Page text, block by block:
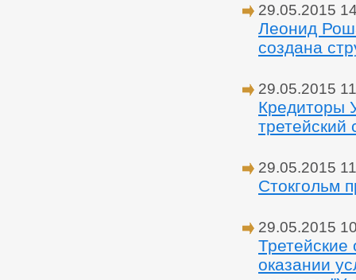
29.05.2015
Леонид
создана
29.05.2015
Кредиторы
третейский
29.05.2015
Стокгольм
29.05.2015
Третейские
оказании